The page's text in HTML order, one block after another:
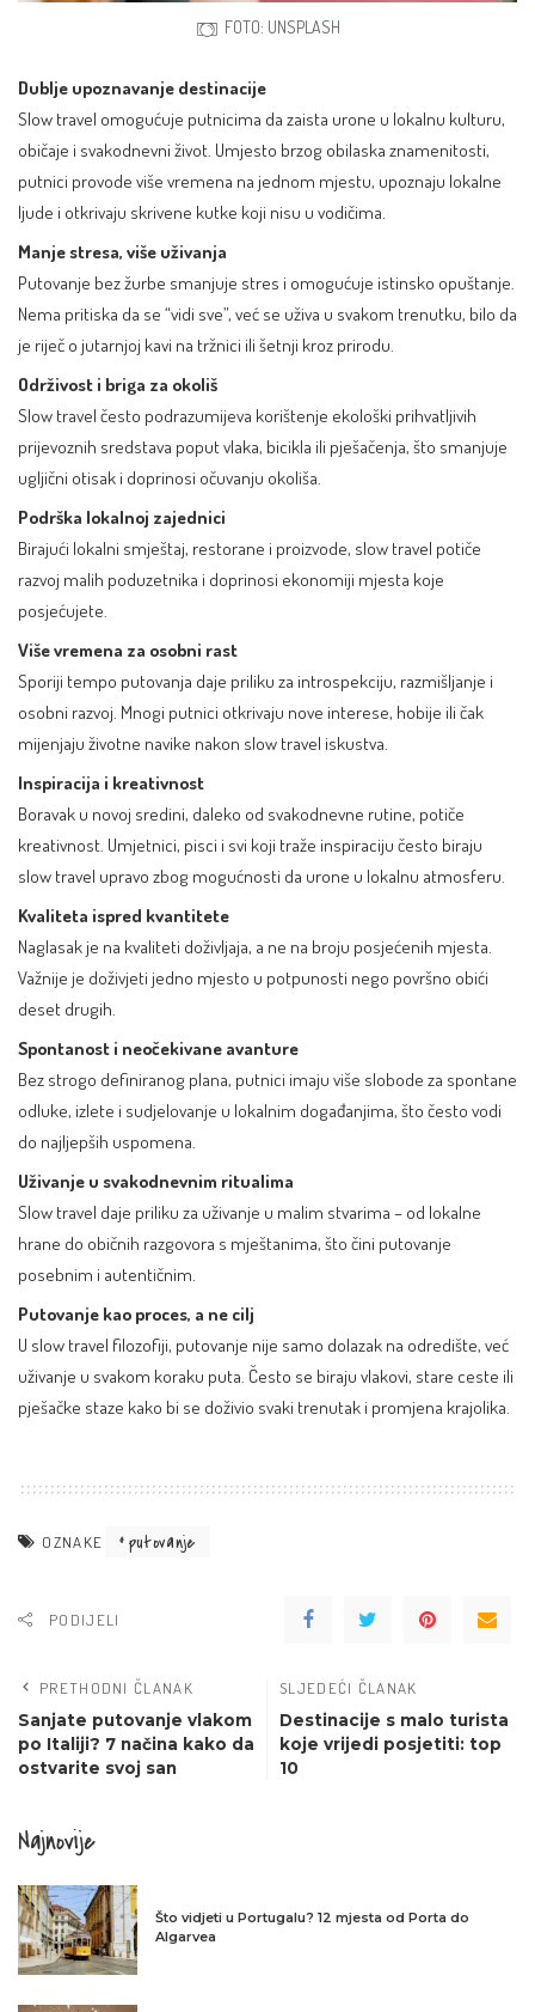
FOTO: UNSPLASH
Dublje upoznavanje destinacije
Slow travel omogućuje putnicima da zaista urone u lokalnu kulturu,
običaje i svakodnevni život. Umjesto brzog obilaska znamenitosti,
putnici provode više vremena na jednom mjestu, upoznaju lokalne
ljude i otkrivaju skrivene kutke koji nisu u vodičima.
Manje stresa, više uživanja
Putovanje bez žurbe smanjuje stres i omogućuje istinsko opuštanje.
Nema pritiska da se “vidi sve”, već se uživa u svakom trenutku, bilo da
je riječ o jutarnjoj kavi na tržnici ili šetnji kroz prirodu.
Održivost i briga za okoliš
Slow travel često podrazumijeva korištenje ekološki prihvatljivih
prijevoznih sredstava poput vlaka, bicikla ili pješačenja, što smanjuje
ugljični otisak i doprinosi očuvanju okoliša.
Podrška lokalnoj zajednici
Birajući lokalni smještaj, restorane i proizvode, slow travel potiče
razvoj malih poduzetnika i doprinosi ekonomiji mjesta koje
posjećujete.
Više vremena za osobni rast
Sporiji tempo putovanja daje priliku za introspekciju, razmišljanje i
osobni razvoj. Mnogi putnici otkrivaju nove interese, hobije ili čak
mijenjaju životne navike nakon slow travel iskustva.
Inspiracija i kreativnost
Boravak u novoj sredini, daleko od svakodnevne rutine, potiče
kreativnost. Umjetnici, pisci i svi koji traže inspiraciju često biraju
slow travel upravo zbog mogućnosti da urone u lokalnu atmosferu.
Kvaliteta ispred kvantitete
Naglasak je na kvaliteti doživljaja, a ne na broju posjećenih mjesta.
Važnije je doživjeti jedno mjesto u potpunosti nego površno obići
deset drugih.
Spontanost i neočekivane avanture
Bez strogo definiranog plana, putnici imaju više slobode za spontane
odluke, izlete i sudjelovanje u lokalnim događanjima, što često vodi
do najljepših uspomena.
Uživanje u svakodnevnim ritualima
Slow travel daje priliku za uživanje u malim stvarima – od lokalne
hrane do običnih razgovora s mještanima, što čini putovanje
posebnim i autentičnim.
Putovanje kao proces, a ne cilj
U slow travel filozofiji, putovanje nije samo dolazak na odredište, već
uživanje u svakom koraku puta. Često se biraju vlakovi, stare ceste ili
pješačke staze kako bi se doživio svaki trenutak i promjena krajolika.
OZNAKE putovanje
PODIJELI
PRETHODNI ČLANAK
Sanjate putovanje vlakom
po Italiji? 7 načina kako da
ostvarite svoj san
SLJEDEĆI ČLANAK
Destinacije s malo turista
koje vrijedi posjetiti: top
10
Najnovije
Što vidjeti u Portugalu? 12 mjesta od Porta do
Algarvea